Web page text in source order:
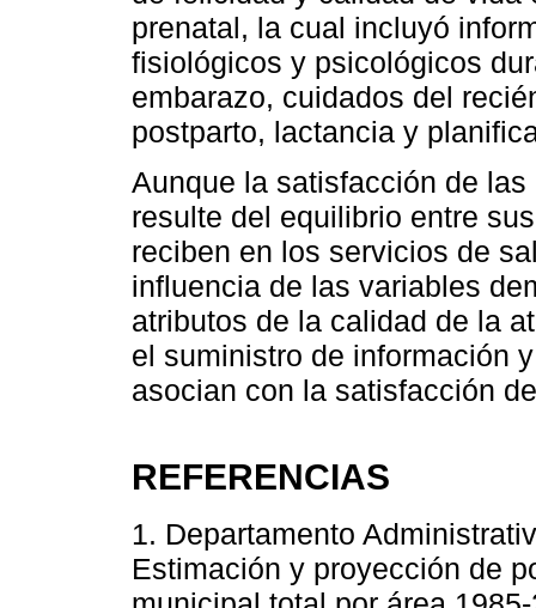
prenatal, la cual incluyó
fisiológicos y psicológicos
embarazo, cuidados del
postparto, lactancia y
Aunque la satisfacción de
resulte del equilibrio entre
reciben en los servicios de
influencia de las variables
atributos de la calidad de la
el suministro de información
asocian con la satisfacción
REFERENCIAS
1. Departamento
Estimación y proyección de